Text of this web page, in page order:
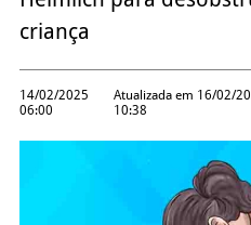
criança
14/02/2025
06:00
Atualizada em 16/02/
10:38